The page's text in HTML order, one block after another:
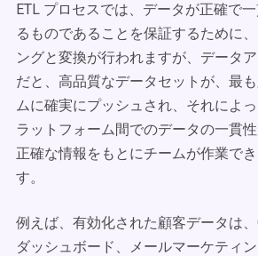
ETL プロセスでは、データが正確で
るものであることを保証するために
ングと変換が行われますが、データ
だと、高品質なデータセットが、最
ムに確実にプッシュされ、それによ
ラットフォーム間でのデータの一貫
正確な情報をもとにチームが作業で
す。
例えば、有効化された顧客データは
ダッシュボード、メールマーケティ